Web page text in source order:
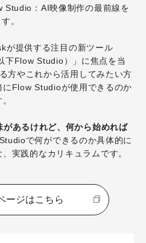
Studio：AI映像制作の最前線を
。
が提供する注目の新ツール
下Flow Studio）」に焦点を当
方やこれから活用してみたい方
にFlow Studioが使用できるのか
あるけれど、何から始めれば
で何ができるのか具体的に
実践的なカリキュラムです。
ージはこちら